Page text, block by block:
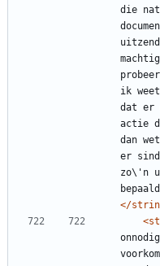
die
ik
dat er
actie
dan
er
zo\'n
</